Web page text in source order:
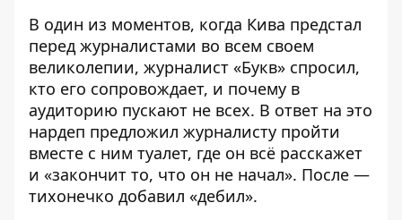
В один из моментов, когда Кива предстал
перед журналистами во всем своем
великолепии, журналист «Букв» спросил,
кто его сопровождает, и почему в
аудиторию пускают не всех. В ответ на это
нардеп предложил журналисту пройти
вместе с ним туалет, где он всё расскажет
и «закончит то, что он не начал». После —
тихонечко добавил «дебил».